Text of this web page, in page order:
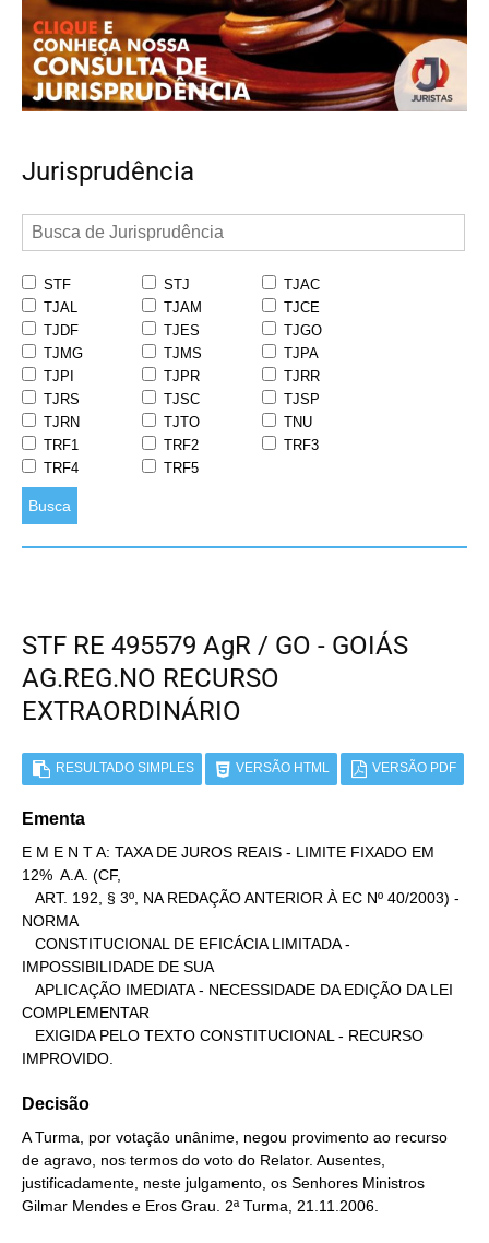
Jurisprudência
STF STJ
TJAC
TJAL
TJAM
TJCE
TJDF
TJES
TJGO
TJMG
TJMS
TJPA
TJPI
TJPR
TJRR
TJRS
TJSC
TJSP
TJRN
TJTO
TNU
TRF1
TRF2
TRF3
TRF4
TRF5
Busca
STF RE 495579 AgR / GO - GOIÁS
AG.REG.NO RECURSO
EXTRAORDINÁRIO
RESULTADO SIMPLES VERSÃO HTML VERSÃO PDF
Ementa
E M E N T A: TAXA DE JUROS REAIS - LIMITE FIXADO EM
12%  A.A. (CF,
NORMA
IMPOSSIBILIDADE DE SUA
COMPLEMENTAR
IMPROVIDO.
Decisão
A Turma, por votação unânime, negou provimento ao recurso
de agravo, nos termos do voto do Relator. Ausentes,
justificadamente, neste julgamento, os Senhores Ministros
Gilmar Mendes e Eros Grau. 2ª Turma, 21.11.2006.